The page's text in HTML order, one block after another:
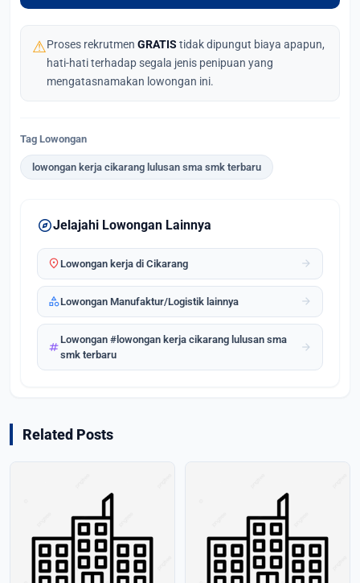
⚠Proses rekrutmen GRATIS tidak dipungut biaya apapun,
hati-hati terhadap segala jenis penipuan yang
mengatasnamakan lowongan ini.
Tag Lowongan
lowongan kerja cikarang lulusan sma smk terbaru
exploreJelajahi Lowongan Lainnya
location_onLowongan kerja di Cikarang arrow_forward
categoryLowongan Manufaktur/Logistik lainnya arrow_forward
tagLowongan #lowongan kerja cikarang lulusan sma
smk terbaru
arrow_forward
Related Posts